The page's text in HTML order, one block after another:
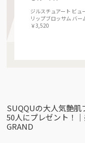
ジルスチュアート ビュ
リップブロッサム バー
￥3,520
SUQQUの大人気艶肌
50人にプレゼント！
GRAND